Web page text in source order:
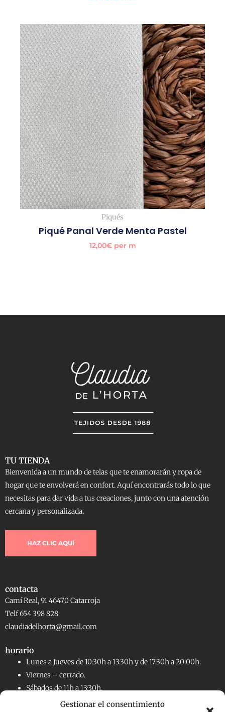
Gestionar el consentimiento
Piqués
Piqué Panal Verde Menta Pastel
12,00€per m
TU TIENDA
Bienvenida a un mundo de telas que te enamorarán y ropa de
hogar que te envolverá en confort. Aquí encontrarás todo lo que
necesitas para dar vida a tus creaciones, junto con una atención
cercana y personalizada.
HAZ CLIC AQUÍ
contacta
Camí Real, 91 46470 Catarroja
Telf 654 398 828
claudiadelhorta@gmail.com
horario
Lunes a Jueves de 10:30h a 13:30h y de 17:30h a 20:00h.
Viernes – cerrado.
Sábados de 11h a 13:30h.